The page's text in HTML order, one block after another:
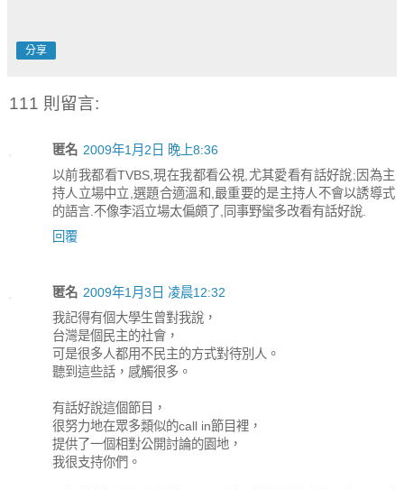
分享
111 則留言:
匿名 2009年1月2日 晚上8:36
以前我都看TVBS,現在我都看公視,尤其愛看有話好說;因為主
持人立場中立,選題合適溫和,最重要的是主持人不會以誘導式
的語言.不像李滔立場太偏頗了,同事野蠻多改看有話好說.
回覆
匿名 2009年1月3日 凌晨12:32
我記得有個大學生曾對我說，
台灣是個民主的社會，
可是很多人都用不民主的方式對待別人。
聽到這些話，感觸很多。
有話好說這個節目，
很努力地在眾多類似的call in節目裡，
提供了一個相對公開討論的園地，
我很支持你們。